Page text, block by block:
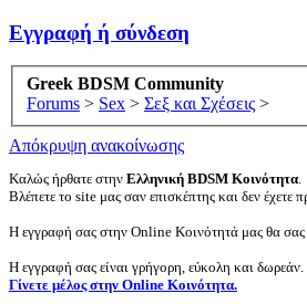
Εγγραφή ή σύνδεση
Greek BDSM Community
Forums > Sex > Σεξ και Σχέσεις >
Απόκρυψη ανακοίνωσης
Καλώς ήρθατε στην Ελληνική BDSM Κοινότητα.
Βλέπετε το site μας σαν επισκέπτης και δεν έχετε
Η εγγραφή σας στην Online Κοινότητά μας θα σας
Η εγγραφή σας είναι γρήγορη, εύκολη και δωρεάν.
Γίνετε μέλος στην Online Κοινότητα.